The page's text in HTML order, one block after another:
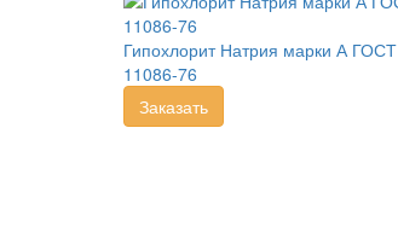
Гипохлорит Натрия марки А ГОСТ
11086-76
Заказать